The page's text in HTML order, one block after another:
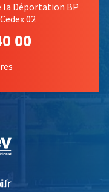
la Déportation BP
02
00